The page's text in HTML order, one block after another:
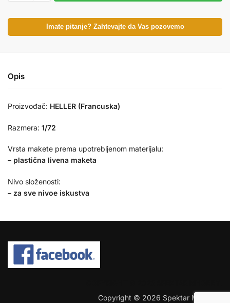
Imate pitanje? Zahtevajte da Vas pozovemo
Opis
Proizvođač: HELLER (Francuska)
Razmera: 1/72
Vrsta makete prema upotrebljenom materijalu:
– plastična livena maketa
Nivo složenosti:
– za sve nivoe iskustva
Copyright © 2026 Spektar MHobby.